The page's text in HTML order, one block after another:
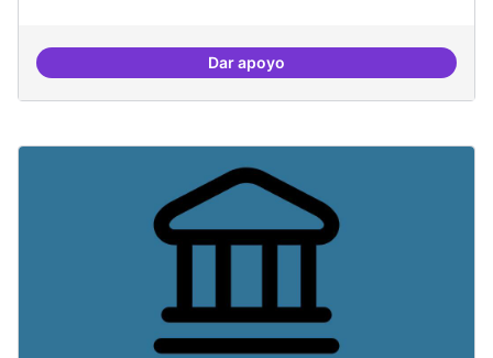
Dar apoyoEspai acompanyament periòdic